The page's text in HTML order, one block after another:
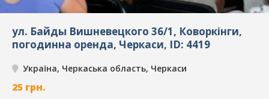
ул. Байды Вишневецкого 36/1, Коворкінги,
погодинна оренда, Черкаси, ID: 4419
Україна, Черкаська область, Черкаси
25 грн.